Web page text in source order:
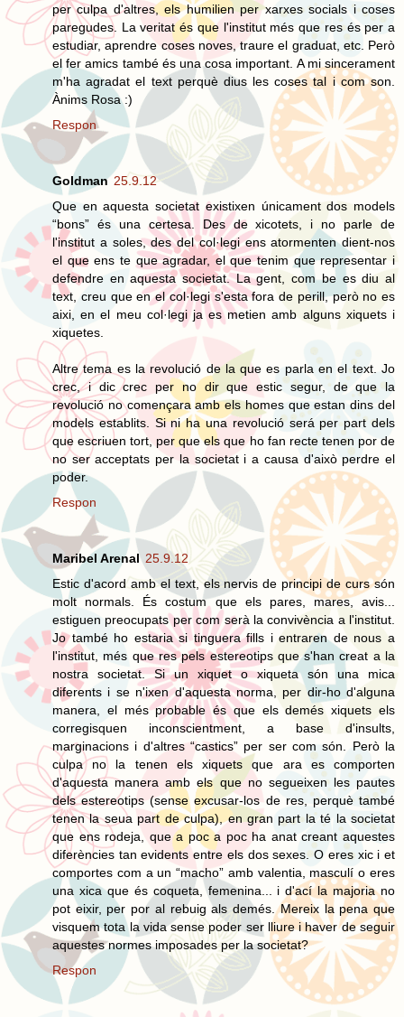
per culpa d'altres, els humilien per xarxes socials i coses
paregudes. La veritat és que l'institut més que res és per a
estudiar, aprendre coses noves, traure el graduat, etc. Però
el fer amics també és una cosa important. A mi sincerament
m'ha agradat el text perquè dius les coses tal i com son.
Ànims Rosa :)
Respon
Goldman 25.9.12
Que en aquesta societat existixen únicament dos models
“bons” és una certesa. Des de xicotets, i no parle de
l'institut a soles, des del col·legi ens atormenten dient-nos
el que ens te que agradar, el que tenim que representar i
defendre en aquesta societat. La gent, com be es diu al
text, creu que en el col·legi s'esta fora de perill, però no es
aixi, en el meu col·legi ja es metien amb alguns xiquets i
xiquetes.
Altre tema es la revolució de la que es parla en el text. Jo
crec, i dic crec per no dir que estic segur, de que la
revolució no començara amb els homes que estan dins del
models establits. Si ni ha una revolució será per part dels
que escriuen tort, per que els que ho fan recte tenen por de
no ser acceptats per la societat i a causa d'això perdre el
poder.
Respon
Maribel Arenal 25.9.12
Estic d'acord amb el text, els nervis de principi de curs són
molt normals. És costum que els pares, mares, avis...
estiguen preocupats per com serà la convivència a l'institut.
Jo també ho estaria si tinguera fills i entraren de nous a
l'institut, més que res pels estereotips que s'han creat a la
nostra societat. Si un xiquet o xiqueta són una mica
diferents i se n'ixen d'aquesta norma, per dir-ho d'alguna
manera, el més probable és que els demés xiquets els
corregisquen inconscientment, a base d'insults,
marginacions i d'altres “castics” per ser com són. Però la
culpa no la tenen els xiquets que ara es comporten
d'aquesta manera amb els que no segueixen les pautes
dels estereotips (sense excusar-los de res, perquè també
tenen la seua part de culpa), en gran part la té la societat
que ens rodeja, que a poc a poc ha anat creant aquestes
diferències tan evidents entre els dos sexes. O eres xic i et
comportes com a un “macho” amb valentia, masculí o eres
una xica que és coqueta, femenina... i d'ací la majoria no
pot eixir, per por al rebuig als demés. Mereix la pena que
visquem tota la vida sense poder ser lliure i haver de seguir
aquestes normes imposades per la societat?
Respon